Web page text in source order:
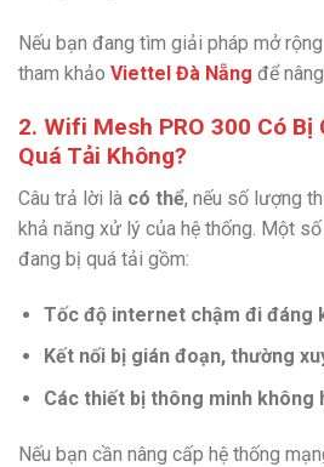
Nếu bạn đang tìm giải pháp mở
tham khảo Viettel Đà Nẵng để
2. Wifi Mesh PRO 300 Có Bị
Quá Tải Không?
Câu trả lời là có thể, nếu số lượng
khả năng xử lý của hệ thống. Một
đang bị quá tải gồm:
Tốc độ internet chậm đi đáng
Kết nối bị gián đoạn, thường
Các thiết bị thông minh không
Nếu bạn cần nâng cấp hệ thống